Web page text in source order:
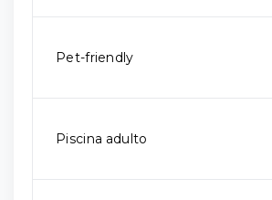
Pet-friendly
Piscina adulto